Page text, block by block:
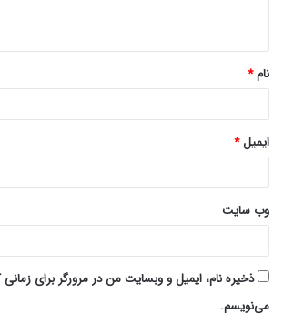
*
نام*
ایمیل*
وب‌ سایت
ذخیره نام، ایمیل و وبسایت من در مرورگر برای زمانی
می‌نویسم.